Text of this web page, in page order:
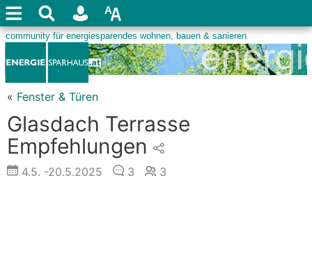
« Fenster & Türen
Glasdach Terrasse
Empfehlungen
4.5. -20.5.2025 3 3